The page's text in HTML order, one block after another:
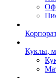
Куклы,